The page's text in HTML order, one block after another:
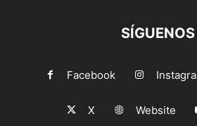
SÍGUENOS
Facebook
X Website